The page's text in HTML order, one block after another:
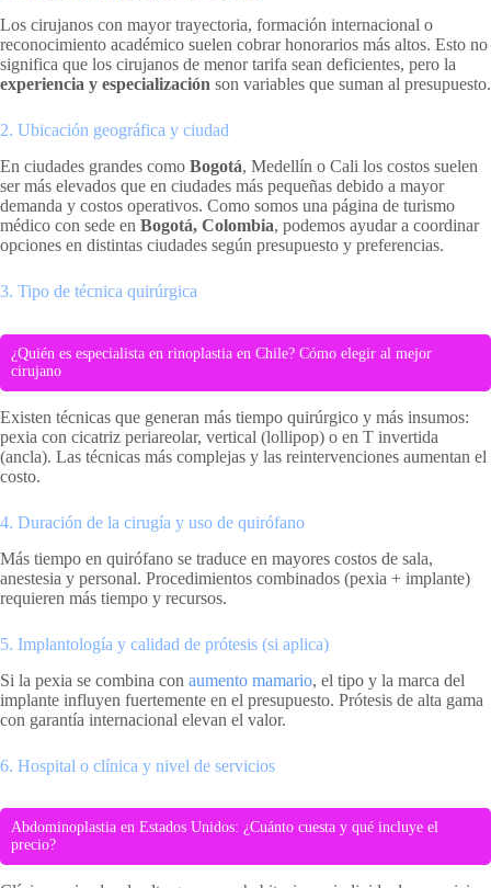
Los cirujanos con mayor trayectoria, formación internacional o
reconocimiento académico suelen cobrar honorarios más altos. Esto no
significa que los cirujanos de menor tarifa sean deficientes, pero la
experiencia y especialización son variables que suman al presupuesto.
2. Ubicación geográfica y ciudad
En ciudades grandes como Bogotá, Medellín o Cali los costos suelen
ser más elevados que en ciudades más pequeñas debido a mayor
demanda y costos operativos. Como somos una página de turismo
médico con sede en Bogotá, Colombia, podemos ayudar a coordinar
opciones en distintas ciudades según presupuesto y preferencias.
3. Tipo de técnica quirúrgica
¿Quién es especialista en rinoplastia en Chile? Cómo elegir al mejor
cirujano
Existen técnicas que generan más tiempo quirúrgico y más insumos:
pexia con cicatriz periareolar, vertical (lollipop) o en T invertida
(ancla). Las técnicas más complejas y las reintervenciones aumentan el
costo.
4. Duración de la cirugía y uso de quirófano
Más tiempo en quirófano se traduce en mayores costos de sala,
anestesia y personal. Procedimientos combinados (pexia + implante)
requieren más tiempo y recursos.
5. Implantología y calidad de prótesis (si aplica)
Si la pexia se combina con aumento mamario, el tipo y la marca del
implante influyen fuertemente en el presupuesto. Prótesis de alta gama
con garantía internacional elevan el valor.
6. Hospital o clínica y nivel de servicios
Abdominoplastia en Estados Unidos: ¿Cuánto cuesta y qué incluye el
precio?